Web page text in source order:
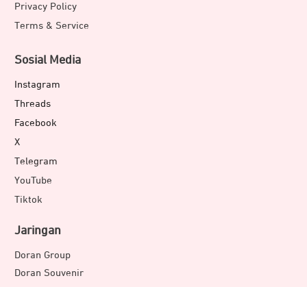
Privacy Policy
Terms & Service
Sosial Media
Instagram
Threads
Facebook
X
Telegram
YouTube
Tiktok
Jaringan
Doran Group
Doran Souvenir